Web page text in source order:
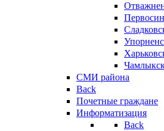
СМИ района
Back
Почетные граждане
Информатизация
Back